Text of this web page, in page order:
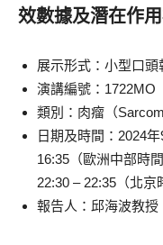
效數據及潛在作
展示形式：小型口頭
演講編號：1722MO
類別：肉瘤（
日期及時間：2024
16:35（歐洲中部時
22:30 – 22:35（北京
報告人：邱海波教